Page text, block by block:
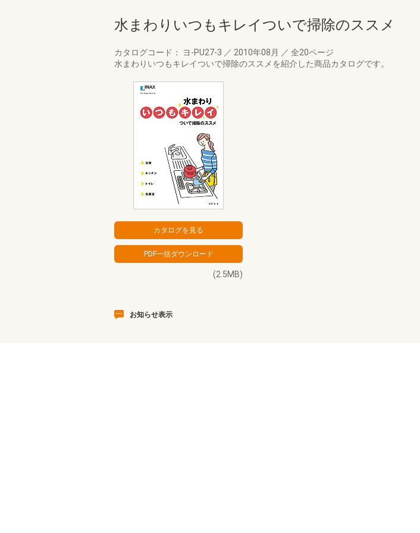
水まわりいつもキレイついで掃除のススメ
カタログコード： ヨ-PU27-3 ／ 2010年08月 ／ 全20ページ
水まわりいつもキレイついで掃除のススメを紹介した商品カタログです。
(2.5MB)
お知らせ表示